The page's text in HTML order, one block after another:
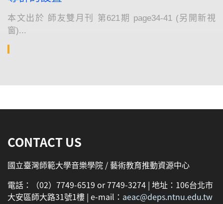
本文出於 師友雙月刊 第621期 page34-41 (另開新視
窗)...
CONTACT US
國立臺灣師範大學音樂學院 / 藝術教育推動資源中心
電話：（02）7749-6519 or 7749-3274 | 地址：106台北市
大安區師大路31號1樓 | e-mail： aeac@deps.ntnu.edu.tw